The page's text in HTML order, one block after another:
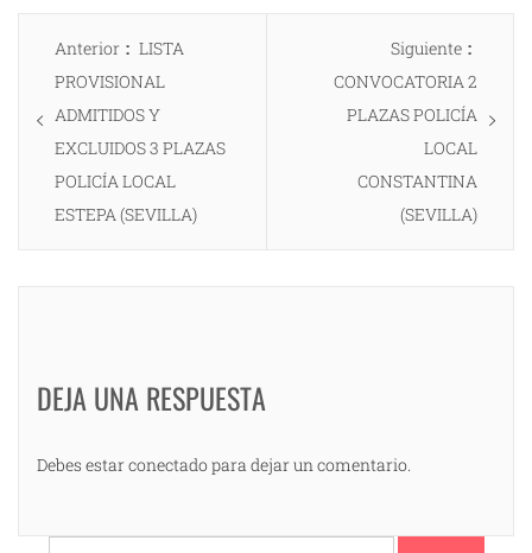
Navegación
entradas
Anterior
Entrada
anterior:
LISTA
PROVISIONAL
ADMITIDOS Y
EXCLUIDOS 3 PLAZAS
POLICÍA LOCAL
ESTEPA (SEVILLA)
Siguiente
CONVOCATORIA 2
PLAZAS POLICÍA
LOCAL
CONSTANTINA
(SEVILLA)
DEJA UNA RESPUESTA
Debes estar conectado para dejar un comentario.